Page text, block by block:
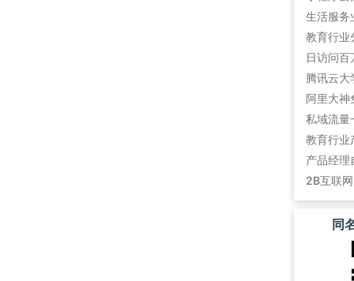
教育行业
阿里大神
私域流量
教育行业
产品经理
2B互联
同